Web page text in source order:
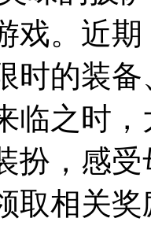
戏。近
时的装
临之时
扮，感
取相关奖